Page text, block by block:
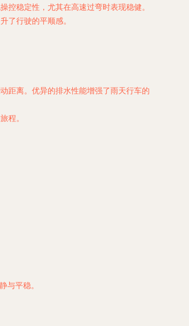
控稳定性，尤其在高速过弯时表现稳健。
了行驶的平顺感。
距离。优异的排水性能增强了雨天行车的
程。
与平稳。